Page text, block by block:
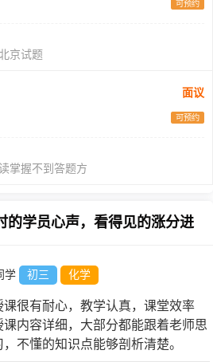
可预约
京试题
面议
可预约
掌握不到答题方
的学员心声，看得见的涨分进
学 初三 化学
课很有耐心，教学认真，课堂效率
课内容详细，大部分都能跟着老师思
，不懂的知识点能够剖析清楚。